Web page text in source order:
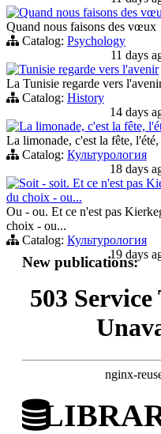
Quand nous faisons des
Quand nous faisons des vœux
Catalog: Psychology
11 days
Tunisie regarde vers l'avenir
La Tunisie regarde vers
Catalog: History
14 days
La limonade, c'est la fête,
La limonade, c'est la fête,
Catalog: Культурология
18 days
Soit - soit. Et ce n'est pas
du choix - ou...
Ou - ou. Et ce n'est pas
choix - ou...
Catalog: Культурология
19 days
New publications:
503
nginx-